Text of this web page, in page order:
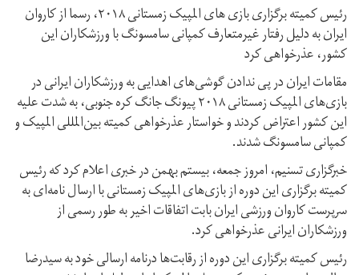
رئیس کمیته برگزاری بازی های المپیک زمستانی ۲۰۱۸، رسما از کاروان
ایران به دلیل رفتار غیرمتعارف کمپانی سامسونگ با ورزشکاران این
کشور، عذرخواهی کرد
مقامات ایران در پی ندادن گوشی‌های اهدایی به ورزشکاران ایرانی در
بازی‌های المپیک زمستانی ۲۰۱۸ پیونگ جانگ کره جنوبی، به شدت علیه
این کشور اعتراض کردند و خواستار عذرخواهی کمیته بین‌المللی المپیک و
کمپانی سامسونگ شدند.
خبرگزاری تسنیم، امروز جمعه، بیستم بهمن در خبری اعلام کرد که رئیس
کمیته برگزاری این دوره از بازی‌های المپیک زمستانی با ارسال نامه‌ای به
سرپرست کاروان ورزشی ایران بابت اتفاقات اخیر به طور رسمی از
ورزشکاران ایرانی عذرخواهی کرد.
رئیس کمیته برگزاری این دوره از رقابت‌ها درنامه ارسالی خود به سیدرضا